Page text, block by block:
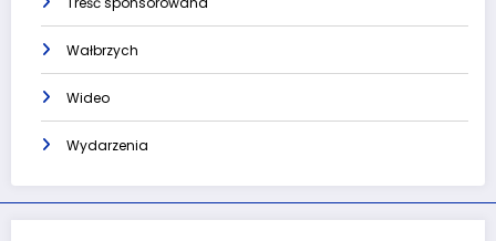
Wałbrzych
Wideo
Wydarzenia